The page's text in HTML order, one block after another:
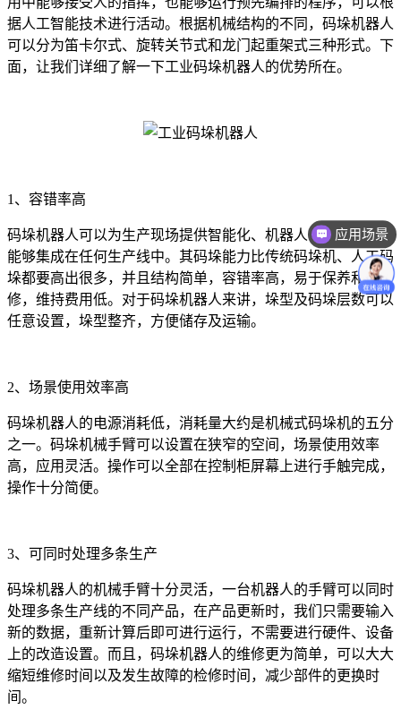
据人工智能技术进行活动。根据机械结构的不同，码垛机器人
可以分为笛卡尔式、旋转关节式和龙门起重架式三种形式。下
面，让我们详细了解一下工业码垛机器人的优势所在。
1、容错率高
码垛机器人可以为生产现场提供智能化、机器人化、网络化，
能够集成在任何生产线中。其码垛能力比传统码垛机、人工码
垛都要高出很多，并且结构简单，容错率高，易于保养和维
修，维持费用低。对于码垛机器人来讲，垛型及码垛层数可以
任意设置，垛型整齐，方便储存及运输。
2、场景使用效率高
码垛机器人的电源消耗低，消耗量大约是机械式码垛机的五分
之一。码垛机械手臂可以设置在狭窄的空间，场景使用效率
高，应用灵活。操作可以全部在控制柜屏幕上进行手触完成，
操作十分简便。
3、可同时处理多条生产
码垛机器人的机械手臂十分灵活，一台机器人的手臂可以同时
处理多条生产线的不同产品，在产品更新时，我们只需要输入
新的数据，重新计算后即可进行运行，不需要进行硬件、设备
上的改造设置。而且，码垛机器人的维修更为简单，可以大大
缩短维修时间以及发生故障的检修时间，减少部件的更换时
间。
应用场景